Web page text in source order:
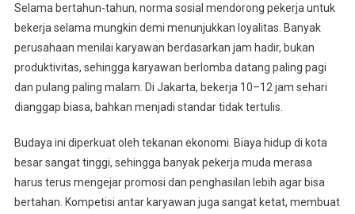
Selama bertahun-tahun, norma sosial mendorong pekerja untuk
bekerja selama mungkin demi menunjukkan loyalitas. Banyak
perusahaan menilai karyawan berdasarkan jam hadir, bukan
produktivitas, sehingga karyawan berlomba datang paling pagi
dan pulang paling malam. Di Jakarta, bekerja 10–12 jam sehari
dianggap biasa, bahkan menjadi standar tidak tertulis.
Budaya ini diperkuat oleh tekanan ekonomi. Biaya hidup di kota
besar sangat tinggi, sehingga banyak pekerja muda merasa
harus terus mengejar promosi dan penghasilan lebih agar bisa
bertahan. Kompetisi antar karyawan juga sangat ketat, membuat